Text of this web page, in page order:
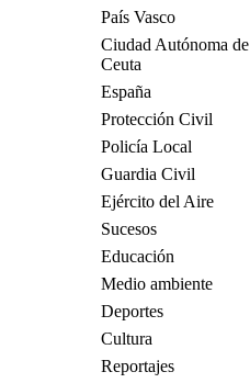
País Vasco
Ciudad Autónoma de
Ceuta
España
Protección Civil
Policía Local
Guardia Civil
Ejército del Aire
Sucesos
Educación
Medio ambiente
Deportes
Cultura
Reportajes